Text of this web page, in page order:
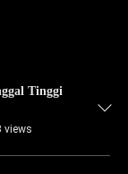
Tinggi
views